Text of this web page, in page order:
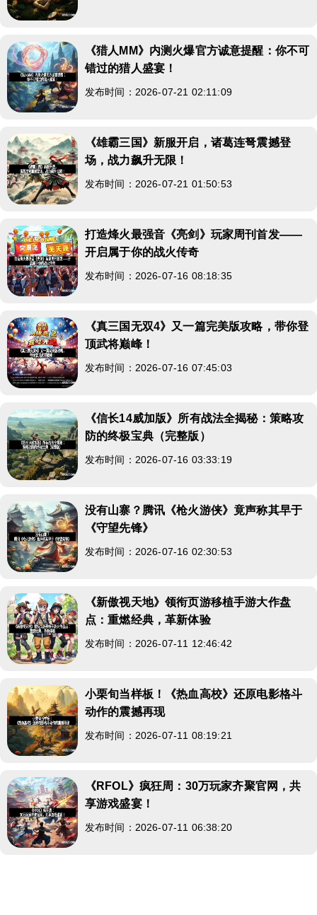
《猎人MM》内测火爆官方诚意提醒：你不可
错过的猎人盛宴！
发布时间：2026-07-21 02:11:09
《雄霸三国》新服开启，诸葛连弩震撼登
场，战力飙升无限！
发布时间：2026-07-21 01:50:53
打造烽火最强音《亮剑》玩家周刊首发——
开启属于你的战火传奇
发布时间：2026-07-16 08:18:35
《真三国无双4》又一篇完美版攻略，带你登
顶武将巅峰！
发布时间：2026-07-16 07:45:03
《信长14威加版》所有战法全揭秘：策略攻
防的终极宝典（完整版）
发布时间：2026-07-16 03:33:19
没有山寨？腾讯《枪火游侠》竟声称其早于
《守望先锋》
发布时间：2026-07-16 02:30:53
《新傲视天地》领衔页游移植手游大作盘
点：重燃经典，革新体验
发布时间：2026-07-11 12:46:42
小栗旬当样板！《热血高校》还原电影格斗
动作的震撼再现
发布时间：2026-07-11 08:19:21
《RFOL》疯狂周：30万玩家齐聚官网，共
享游戏盛宴！
发布时间：2026-07-11 06:38:20